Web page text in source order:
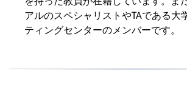
アルのスペシャリストやTAである大
ティングセンターのメンバーです。